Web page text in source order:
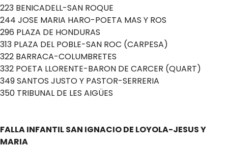
223 BENICADELL-SAN ROQUE
244 JOSE MARIA HARO-POETA MAS Y ROS
296 PLAZA DE HONDURAS
313 PLAZA DEL POBLE-SAN ROC (CARPESA)
322 BARRACA-COLUMBRETES
332 POETA LLORENTE-BARON DE CARCER (QUART)
349 SANTOS JUSTO Y PASTOR-SERRERIA
350 TRIBUNAL DE LES AIGÜES
FALLA INFANTIL SAN IGNACIO DE LOYOLA-JESUS Y
MARIA